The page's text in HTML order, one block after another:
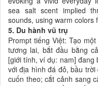
sea salt scent implied
sounds, using warm colors
5. Du hành vũ trụ
Prompt tiếng Việt: Tạo
tương lai, bắt đầu bằng
[giới tính, ví dụ: nam]
với địa hình đá đỏ, bầu
cuốn theo; cắt cảnh sang